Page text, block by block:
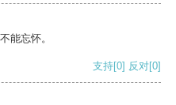
能忘怀。
支持[0] 反对[0]